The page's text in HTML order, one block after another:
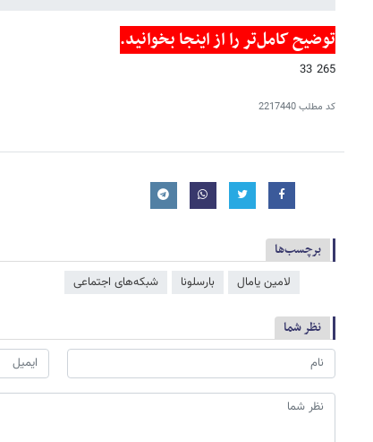
توضیح کامل‌تر را از اینجا بخوانید.
265 33
کد مطلب2217440
برچسب‌ها
لامین یامال بارسلونا شبکه‌‌های اجتماعی
نظر شما